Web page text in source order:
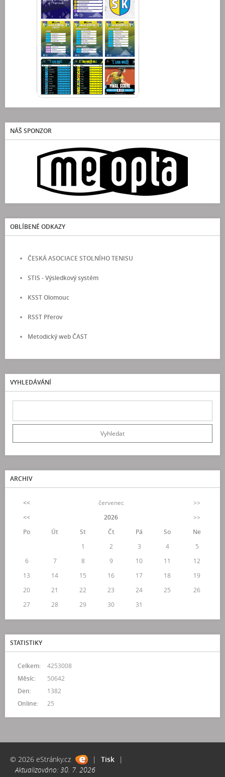
NÁŠ SPONZOR
OBLÍBENÉ ODKAZY
ČESKÁ ASOCIACE STOLNÍHO TENISU
STIS - Výsledkový systém
KSST Olomouc
RSST Přerov
Metodický web ČAST
VYHLEDÁVÁNÍ
ARCHIV
<< červenec
>>
<<
2026
>>
Po
Út St Čt Pá So
Ne
1
2 3 4
5
6
7 8 9 10 11
12
13
14 15 16 17 18
19
20
21 22 23 24 25
26
27
28 29 30 31
STATISTIKY
Online: 25
Celkem:
4253008
Měsíc:
50642
Den:
1382
© 2026 eStránky.cz | Tisk
|
Aktualizováno: 30. 7. 2026